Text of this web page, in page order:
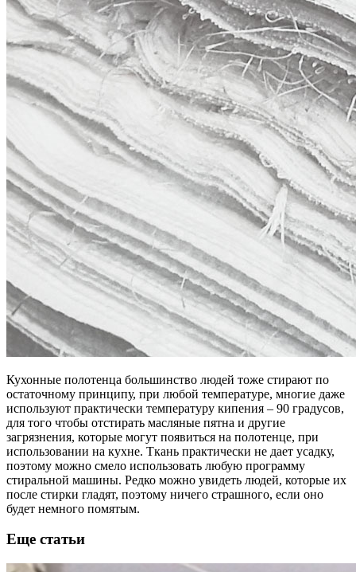
Кухонные полотенца большинство людей тоже стирают по
остаточному принципу, при любой температуре, многие даже
используют практически температуру кипения – 90 градусов,
для того чтобы отстирать масляные пятна и другие
загрязнения, которые могут появиться на полотенце, при
использовании на кухне. Ткань практически не дает усадку,
поэтому можно смело использовать любую программу
стиральной машины. Редко можно увидеть людей, которые их
после стирки гладят, поэтому ничего страшного, если оно
будет немного помятым.
Еще статьи